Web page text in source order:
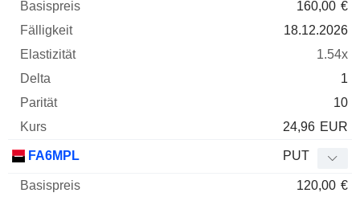
160,00 €
18.12.2026
1.54x
1
10
24,96 EUR
FA6MPL PUT
120,00 €